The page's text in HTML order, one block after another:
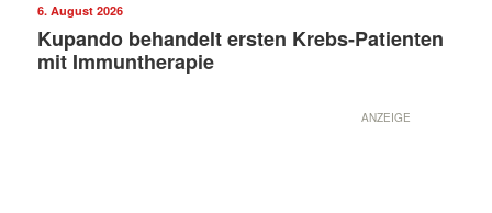
6. August 2026
Kupando behandelt ersten Krebs-Patienten
mit Immuntherapie
ANZEIGE